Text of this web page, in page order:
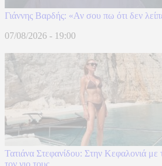
Γιάννης Βαρδής: «Αν σου πω ότι δεν
07/08/2026 - 19:00
Τατιάνα Στεφανίδου: Στην Κεφαλονιά με
τον γιο τους